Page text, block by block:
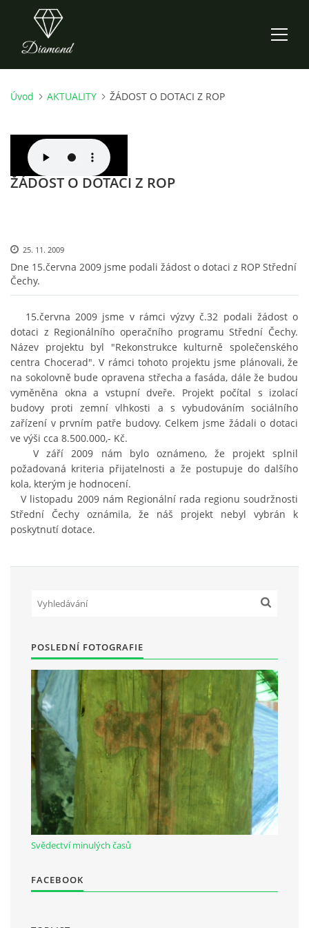
ÚVOD
AKTUALITY
O NÁS
CO NOVÉHO ZKOUŠÍME
HRY OD ROKU 1973
VIDEOZÁZNAMY Z HER
FOTOALBUM
ČLENOVÉ - SOUČASNOST
HRY DO ROKU 1973
DOKUMENTY OVJK
Občanská vzdělávací jednota "Komenský" v Choceradech z.s.
Chocerady 4
257 24 Chocerady
IČ: 498 28 614
Kontaktní osoba:
Mgr. Miroslava Cinkeisová
723 967 851
Mirkaci@email.cz
Úvod AKTUALITY ŽÁDOST O DOTACI Z ROP
ŽÁDOST O DOTACI Z ROP
25. 11. 2009
Dne 15.června 2009 jsme podali žádost o dotaci z ROP Střední
Čechy.
15.června 2009 jsme v rámci výzvy č.32 podali žádost o
dotaci z Regionálního operačního programu Střední Čechy.
Název projektu byl "Rekonstrukce kulturně společenského
centra Chocerad". V rámci tohoto projektu jsme plánovali, že
na sokolovně bude opravena střecha a fasáda, dále že budou
vyměněna okna a vstupní dveře. Projekt počítal s izolací
budovy proti zemní vlhkosti a s vybudováním sociálního
zařízení v prvním patře budovy. Celkem jsme žádali o dotaci
ve výši cca 8.500.000,- Kč.
V září 2009 nám bylo oznámeno, že projekt splnil
požadovaná kriteria přijatelnosti a že postupuje do dalšího
kola, kterým je hodnocení.
V listopadu 2009 nám Regionální rada regionu soudržnosti
Střední Čechy oznámila, že náš projekt nebyl vybrán k
poskytnutí dotace.
POSLEDNÍ FOTOGRAFIE
Svědectví minulých časů
FACEBOOK